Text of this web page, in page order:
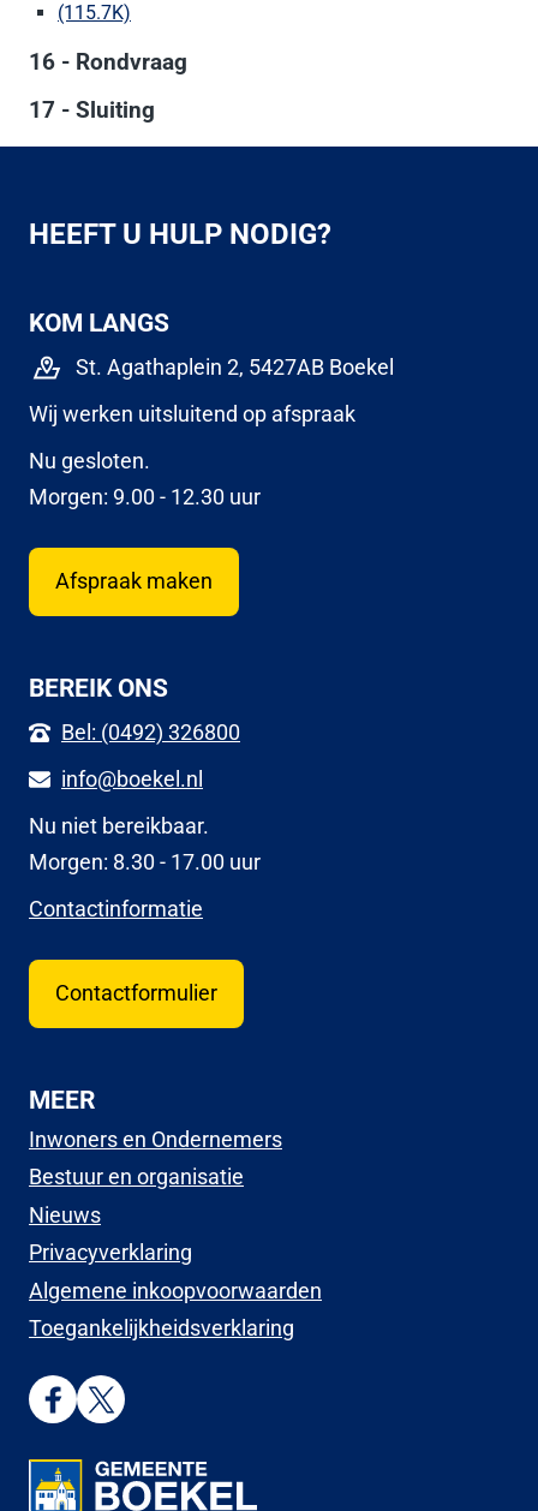
(115.7K)
16 - Rondvraag
17 - Sluiting
HEEFT U HULP NODIG?
KOM LANGS
St. Agathaplein 2, 5427AB Boekel
Wij werken uitsluitend op afspraak
Nu gesloten.
Morgen: 9.00 - 12.30 uur
Afspraak maken
BEREIK ONS
Bel: (0492) 326800
info@boekel.nl
Nu niet bereikbaar.
Morgen: 8.30 - 17.00 uur
Contactinformatie
Contactformulier
MEER
Inwoners en Ondernemers
Bestuur en organisatie
Nieuws
Privacyverklaring
Algemene inkoopvoorwaarden
Toegankelijkheidsverklaring